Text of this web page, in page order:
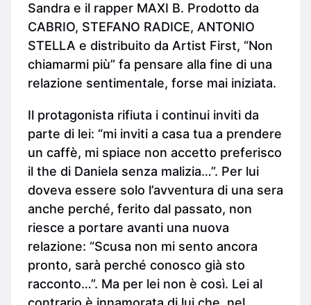
Sandra e il rapper MAXI B. Prodotto da
CABRIO, STEFANO RADICE, ANTONIO
STELLA e distribuito da Artist First, “Non
chiamarmi più” fa pensare alla fine di una
relazione sentimentale, forse mai iniziata.
Il protagonista rifiuta i continui inviti da
parte di lei: “mi inviti a casa tua a prendere
un caffè, mi spiace non accetto preferisco
il the di Daniela senza malizia…”. Per lui
doveva essere solo l’avventura di una sera
anche perché, ferito dal passato, non
riesce a portare avanti una nuova
relazione: “Scusa non mi sento ancora
pronto, sarà perché conosco già sto
racconto…”. Ma per lei non è così. Lei al